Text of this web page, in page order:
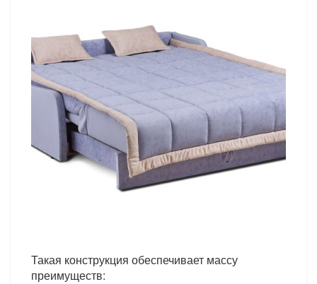
Такая конструкция обеспечивает массу
преимуществ: